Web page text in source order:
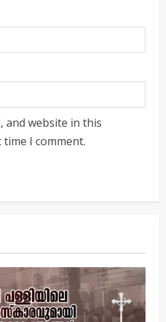
and website in this
I comment.